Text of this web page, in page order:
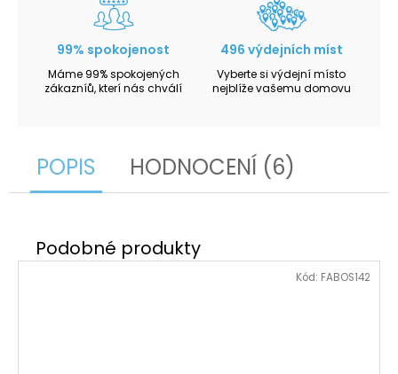
99% spokojenost
Máme 99% spokojených
zákazníů, kterí nás chválí
496 výdejních míst
Vyberte si výdejní místo
nejblíže vašemu domovu
POPIS HODNOCENÍ (6)
Kód: FABOS142